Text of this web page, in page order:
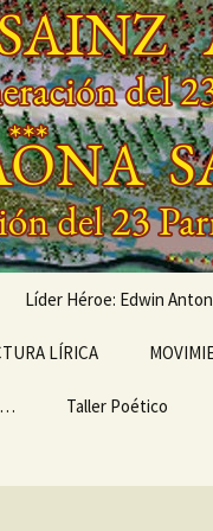
Líder Héroe: Edwin
OBRAS MUSICALIZADAS
LEGADO
LÍRICA
EL
Taller Poético